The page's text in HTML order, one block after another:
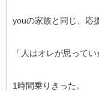
youの家族と同じ、応
「人はオレが思って
1時間乗りきった。